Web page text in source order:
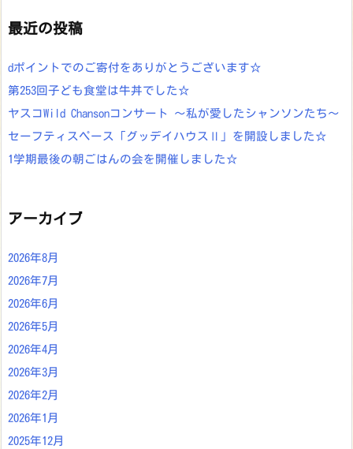
最近の投稿
dポイントでのご寄付をありがとうございます☆
第253回子ども食堂は牛丼でした☆
ヤスコWild Chansonコンサート ～私が愛したシャンソンたち～
セーフティスペース「グッデイハウスⅡ」を開設しました☆
1学期最後の朝ごはんの会を開催しました☆
アーカイブ
2026年8月
2026年7月
2026年6月
2026年5月
2026年4月
2026年3月
2026年2月
2026年1月
2025年12月